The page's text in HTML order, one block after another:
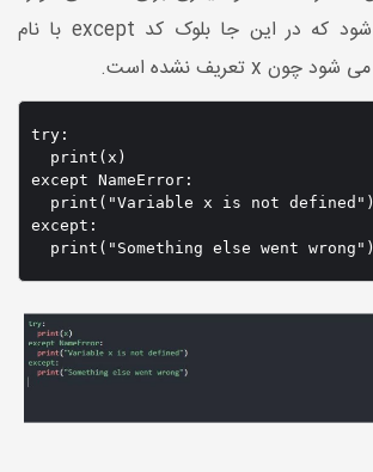
دیگر استفاده می شود که در این جا بلوک کد except با نام
try:
  print(x)
except NameError:
  print("Variable x is not defined")
except: